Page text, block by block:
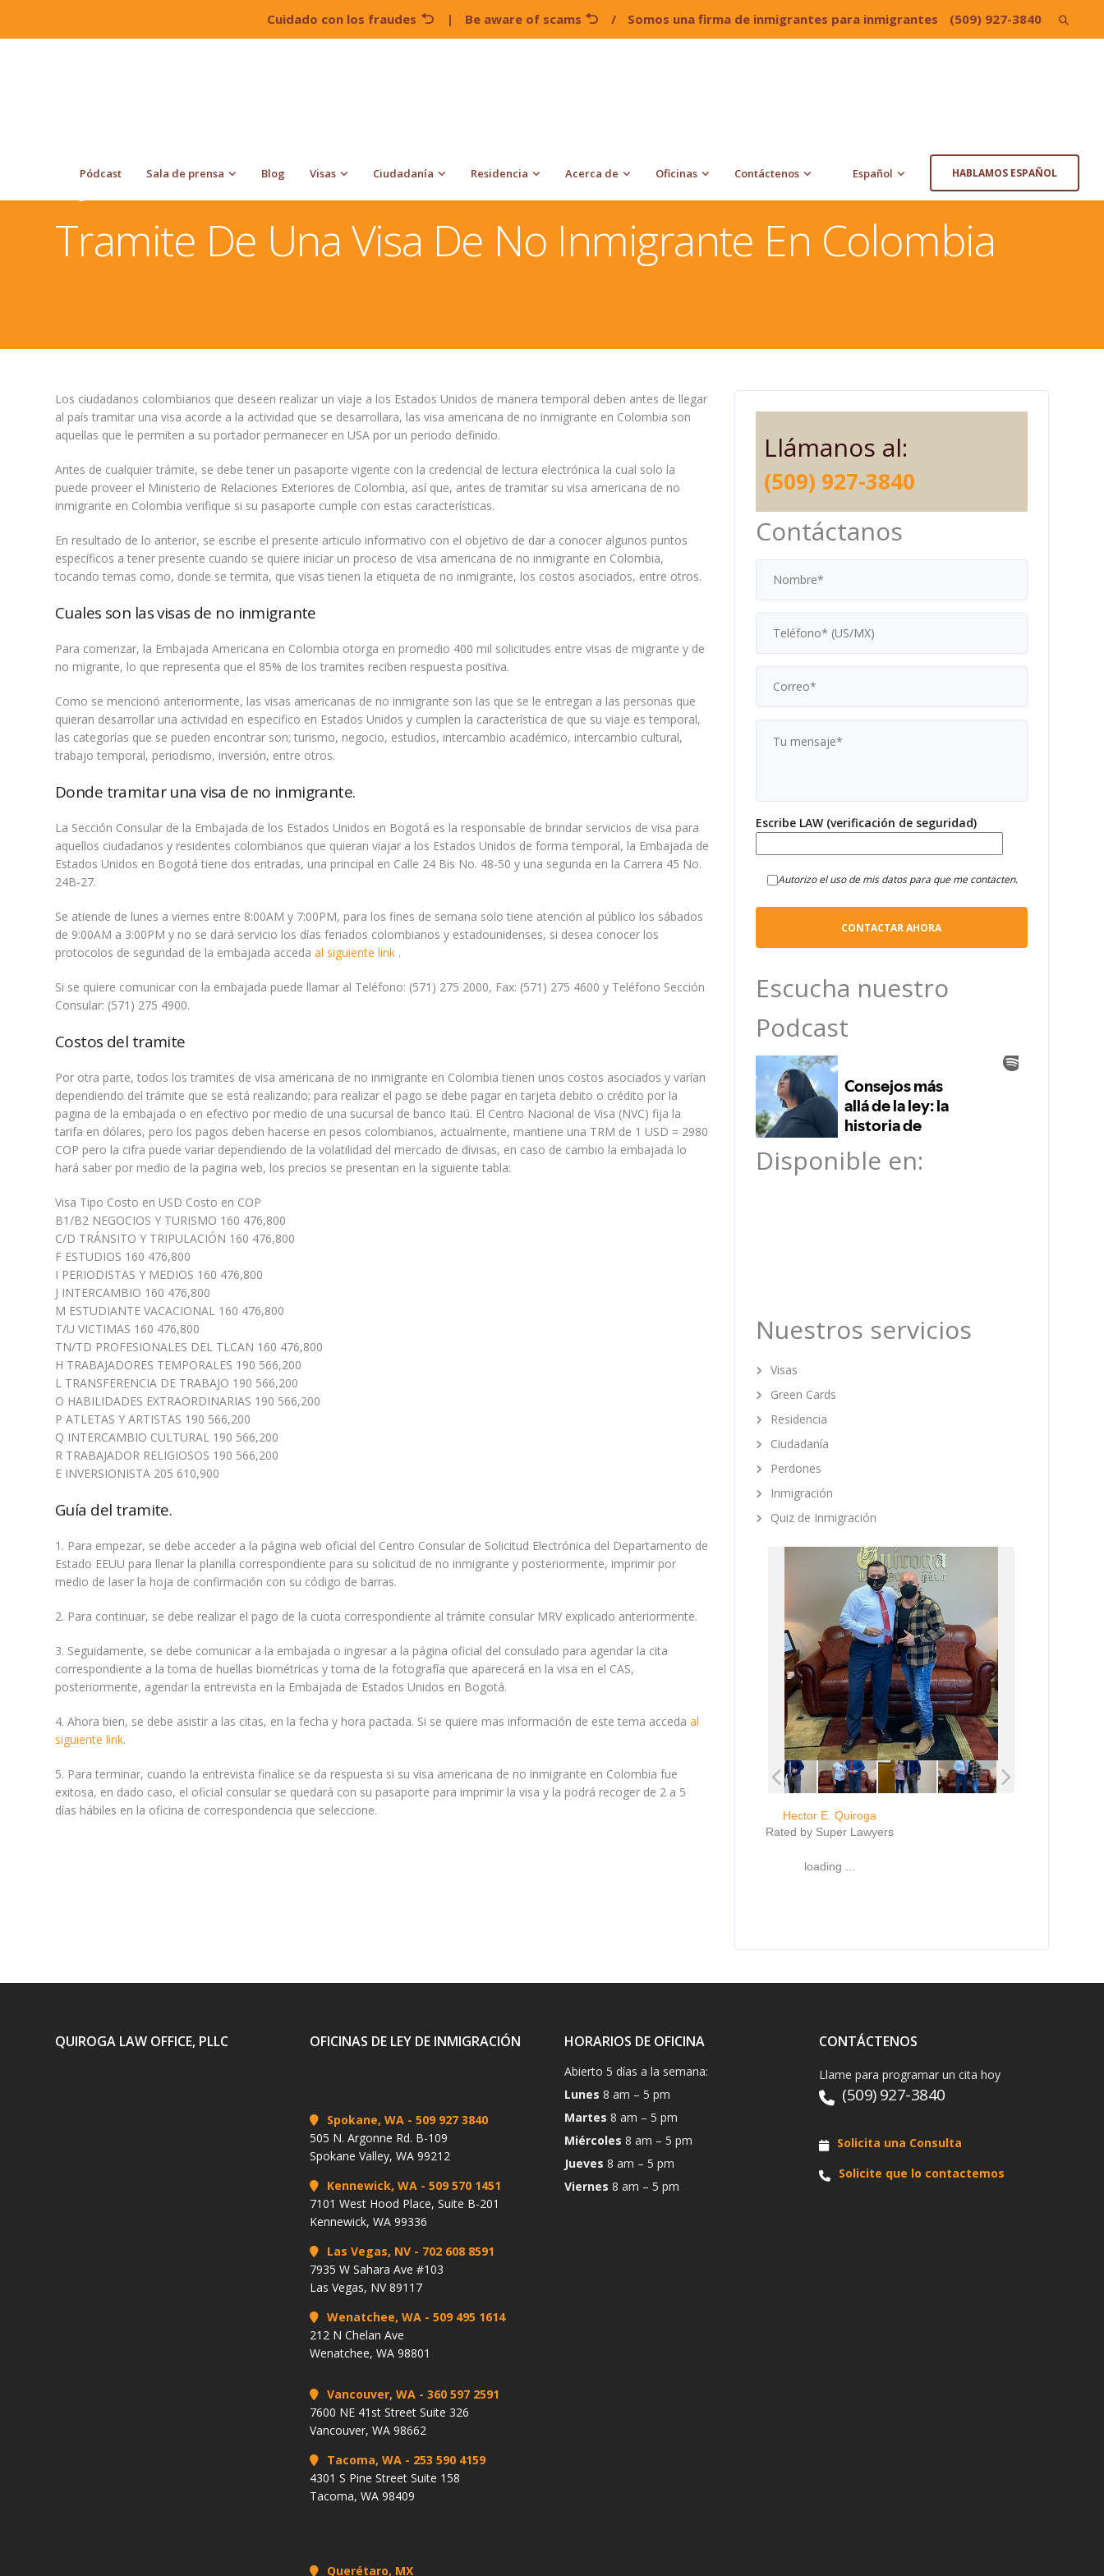
Cuidado con los fraudes | Be aware of scams / Somos una firma de inmigrantes para inmigrantes (509) 927-3840 Search
Pódcast Sala de prensa Blog Visas Ciudadanía Residencia Acerca de Oficinas Contáctenos Español HABLAMOS ESPAÑOL
Quiroga Law Office, PLLC Diferentes Procesos Migratorios Para Cada País Tramite De Una Visa De No
Tramite De Una Visa De No Inmigrante En Colombia
Los ciudadanos colombianos que deseen realizar un viaje a los Estados Unidos de manera temporal deben antes de llegar
al país tramitar una visa acorde a la actividad que se desarrollara, las visa americana de no inmigrante en Colombia son
aquellas que le permiten a su portador permanecer en USA por un periodo definido.
Antes de cualquier trámite, se debe tener un pasaporte vigente con la credencial de lectura electrónica la cual solo la
puede proveer el Ministerio de Relaciones Exteriores de Colombia, así que, antes de tramitar su visa americana de no
inmigrante en Colombia verifique si su pasaporte cumple con estas características.
En resultado de lo anterior, se escribe el presente articulo informativo con el objetivo de dar a conocer algunos puntos
específicos a tener presente cuando se quiere iniciar un proceso de visa americana de no inmigrante en Colombia,
tocando temas como, donde se termita, que visas tienen la etiqueta de no inmigrante, los costos asociados, entre otros.
Cuales son las visas de no inmigrante
Para comenzar, la Embajada Americana en Colombia otorga en promedio 400 mil solicitudes entre visas de migrante y de
no migrante, lo que representa que el 85% de los tramites reciben respuesta positiva.
Como se mencionó anteriormente, las visas americanas de no inmigrante son las que se le entregan a las personas que
quieran desarrollar una actividad en especifico en Estados Unidos y cumplen la característica de que su viaje es temporal,
las categorías que se pueden encontrar son; turismo, negocio, estudios, intercambio académico, intercambio cultural,
trabajo temporal, periodismo, inversión, entre otros.
Donde tramitar una visa de no inmigrante.
La Sección Consular de la Embajada de los Estados Unidos en Bogotá es la responsable de brindar servicios de visa para
aquellos ciudadanos y residentes colombianos que quieran viajar a los Estados Unidos de forma temporal, la Embajada de
Estados Unidos en Bogotá tiene dos entradas, una principal en Calle 24 Bis No. 48-50 y una segunda en la Carrera 45 No.
24B-27.
Se atiende de lunes a viernes entre 8:00AM y 7:00PM, para los fines de semana solo tiene atención al público los sábados
de 9:00AM a 3:00PM y no se dará servicio los días feriados colombianos y estadounidenses, si desea conocer los
protocolos de seguridad de la embajada acceda al siguiente link .
Si se quiere comunicar con la embajada puede llamar al Teléfono: (571) 275 2000, Fax: (571) 275 4600 y Teléfono Sección
Consular: (571) 275 4900.
Costos del tramite
Por otra parte, todos los tramites de visa americana de no inmigrante en Colombia tienen unos costos asociados y varían
dependiendo del trámite que se está realizando; para realizar el pago se debe pagar en tarjeta debito o crédito por la
pagina de la embajada o en efectivo por medio de una sucursal de banco Itaú. El Centro Nacional de Visa (NVC) fija la
tarifa en dólares, pero los pagos deben hacerse en pesos colombianos, actualmente, mantiene una TRM de 1 USD = 2980
COP pero la cifra puede variar dependiendo de la volatilidad del mercado de divisas, en caso de cambio la embajada lo
hará saber por medio de la pagina web, los precios se presentan en la siguiente tabla:
Visa Tipo Costo en USD Costo en COP
B1/B2 NEGOCIOS Y TURISMO 160 476,800
C/D TRÁNSITO Y TRIPULACIÓN 160 476,800
F ESTUDIOS 160 476,800
I PERIODISTAS Y MEDIOS 160 476,800
J INTERCAMBIO 160 476,800
M ESTUDIANTE VACACIONAL 160 476,800
T/U VICTIMAS 160 476,800
TN/TD PROFESIONALES DEL TLCAN 160 476,800
H TRABAJADORES TEMPORALES 190 566,200
L TRANSFERENCIA DE TRABAJO 190 566,200
O HABILIDADES EXTRAORDINARIAS 190 566,200
P ATLETAS Y ARTISTAS 190 566,200
Q INTERCAMBIO CULTURAL 190 566,200
R TRABAJADOR RELIGIOSOS 190 566,200
E INVERSIONISTA 205 610,900
Guía del tramite.
1. Para empezar, se debe acceder a la página web oficial del Centro Consular de Solicitud Electrónica del Departamento de
Estado EEUU para llenar la planilla correspondiente para su solicitud de no inmigrante y posteriormente, imprimir por
medio de laser la hoja de confirmación con su código de barras.
2. Para continuar, se debe realizar el pago de la cuota correspondiente al trámite consular MRV explicado anteriormente.
3. Seguidamente, se debe comunicar a la embajada o ingresar a la página oficial del consulado para agendar la cita
correspondiente a la toma de huellas biométricas y toma de la fotografía que aparecerá en la visa en el CAS,
posteriormente, agendar la entrevista en la Embajada de Estados Unidos en Bogotá.
4. Ahora bien, se debe asistir a las citas, en la fecha y hora pactada. Si se quiere mas información de este tema acceda al
siguiente link.
5. Para terminar, cuando la entrevista finalice se da respuesta si su visa americana de no inmigrante en Colombia fue
exitosa, en dado caso, el oficial consular se quedará con su pasaporte para imprimir la visa y la podrá recoger de 2 a 5
días hábiles en la oficina de correspondencia que seleccione.
Llámanos al:
(509) 927-3840
Contáctanos
Escribe LAW (verificación de seguridad)
Autorizo el uso de mis datos para que me contacten.
Escucha nuestro
Podcast
Disponible en:
Nuestros servicios
Visas
Green Cards
Residencia
Ciudadanía
Perdones
Inmigración
Quiz de Inmigración
Hector E. Quiroga
Rated by Super Lawyers
loading ...
QUIROGA LAW OFFICE, PLLC OFICINAS DE LEY DE INMIGRACIÓN
Spokane, WA - 509 927 3840
505 N. Argonne Rd. B-109
Spokane Valley, WA 99212
Kennewick, WA - 509 570 1451
7101 West Hood Place, Suite B-201
Kennewick, WA 99336
Las Vegas, NV - 702 608 8591
7935 W Sahara Ave #103
Las Vegas, NV 89117
Wenatchee, WA - 509 495 1614
212 N Chelan Ave
Wenatchee, WA 98801
Vancouver, WA - 360 597 2591
7600 NE 41st Street Suite 326
Vancouver, WA 98662
Tacoma, WA - 253 590 4159
4301 S Pine Street Suite 158
Tacoma, WA 98409
Querétaro, MX
HORARIOS DE OFICINA
Abierto 5 días a la semana:
Lunes 8 am – 5 pm
Martes 8 am – 5 pm
Miércoles 8 am – 5 pm
Jueves 8 am – 5 pm
Viernes 8 am – 5 pm
CONTÁCTENOS
Llame para programar un cita hoy
(509) 927-3840
Solicita una Consulta
Solicite que lo contactemos